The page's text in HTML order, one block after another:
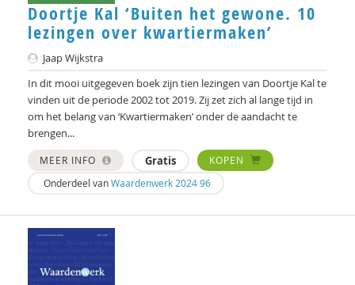
Doortje Kal ‘Buiten het gewone. 10
lezingen over kwartiermaken’
Jaap Wijkstra
In dit mooi uitgegeven boek zijn tien lezingen van Doortje Kal te
vinden uit de periode 2002 tot 2019. Zij zet zich al lange tijd in
om het belang van ‘Kwartiermaken’ onder de aandacht te
brengen...
MEER INFO Gratis
KOPEN
Onderdeel vanWaardenwerk 2024 96